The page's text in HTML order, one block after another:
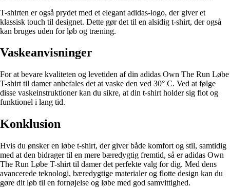
T-shirten er også prydet med et elegant adidas-logo, der giver et
klassisk touch til designet. Dette gør det til en alsidig t-shirt, der også
kan bruges uden for løb og træning.
Vaskeanvisninger
For at bevare kvaliteten og levetiden af din adidas Own The Run Løbe
T-shirt til damer anbefales det at vaske den ved 30° C. Ved at følge
disse vaskeinstruktioner kan du sikre, at din t-shirt holder sig flot og
funktionel i lang tid.
Konklusion
Hvis du ønsker en løbe t-shirt, der giver både komfort og stil, samtidig
med at den bidrager til en mere bæredygtig fremtid, så er adidas Own
The Run Løbe T-shirt til damer det perfekte valg for dig. Med dens
avancerede teknologi, bæredygtige materialer og flotte design kan du
gøre dit løb til en fornøjelse og løbe med god samvittighed.